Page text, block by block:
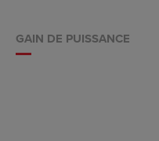
GAIN DE PUISSANCE